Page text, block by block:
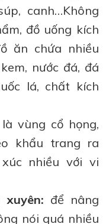
canh…Không
đồ uống kích
ăn chứa nhiều
nước đá, đá
lá, chất kích
vùng cổ họng,
khẩu trang ra
nhiều với vi
để nâng
nói quá nhiều